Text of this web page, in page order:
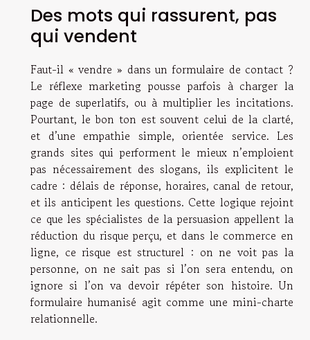
Des mots qui rassurent, pas
qui vendent
Faut-il « vendre » dans un formulaire de contact ?
Le réflexe marketing pousse parfois à charger la
page de superlatifs, ou à multiplier les incitations.
Pourtant, le bon ton est souvent celui de la clarté,
et d’une empathie simple, orientée service. Les
grands sites qui performent le mieux n’emploient
pas nécessairement des slogans, ils explicitent le
cadre : délais de réponse, horaires, canal de retour,
et ils anticipent les questions. Cette logique rejoint
ce que les spécialistes de la persuasion appellent la
réduction du risque perçu, et dans le commerce en
ligne, ce risque est structurel : on ne voit pas la
personne, on ne sait pas si l’on sera entendu, on
ignore si l’on va devoir répéter son histoire. Un
formulaire humanisé agit comme une mini-charte
relationnelle.